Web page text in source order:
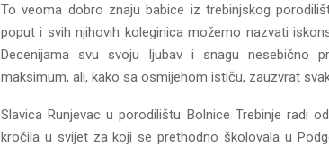
To veoma dobro znaju babice iz trebinjskog
poput i svih njihovih koleginica možemo nazvati
Decenijama svu svoju ljubav i snagu nesebično
maksimum, ali, kako sa osmijehom ističu, zauzvrat
Slavica Runjevac u porodilištu Bolnice Trebinje radi
kročila u svijet za koji se prethodno školovala u